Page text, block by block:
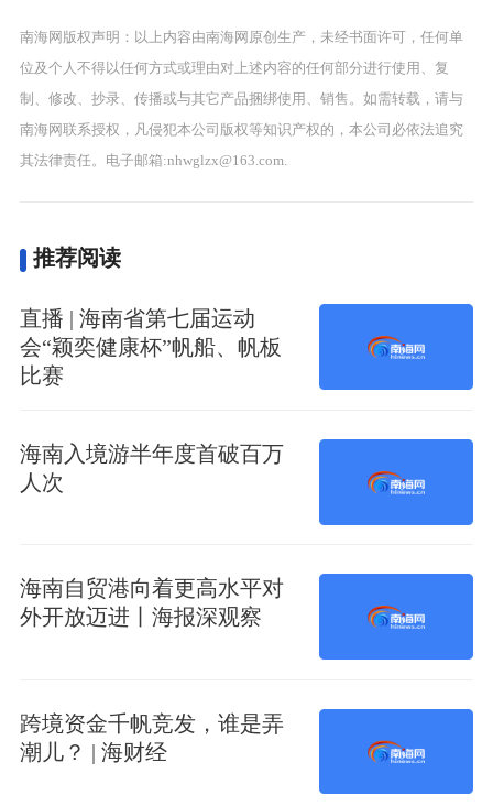
南海网版权声明：以上内容由南海网原创生产，未经书面许可，任何单
位及个人不得以任何方式或理由对上述内容的任何部分进行使用、复
制、修改、抄录、传播或与其它产品捆绑使用、销售。如需转载，请与
南海网联系授权，凡侵犯本公司版权等知识产权的，本公司必依法追究
其法律责任。电子邮箱:nhwglzx@163.com.
推荐阅读
直播 | 海南省第七届运动
会“颖奕健康杯”帆船、帆板
比赛
海南入境游半年度首破百万
人次
海南自贸港向着更高水平对
外开放迈进丨海报深观察
跨境资金千帆竞发，谁是弄
潮儿？ | 海财经